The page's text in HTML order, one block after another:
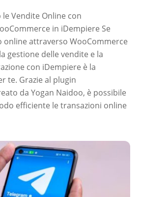
Vendite Online con
in iDempiere Se
online attraverso WooCommerce
gestione delle vendite e la
con iDempiere è la
te. Grazie al plugin
da Yogan Naidoo, è possibile
efficiente le transazioni online